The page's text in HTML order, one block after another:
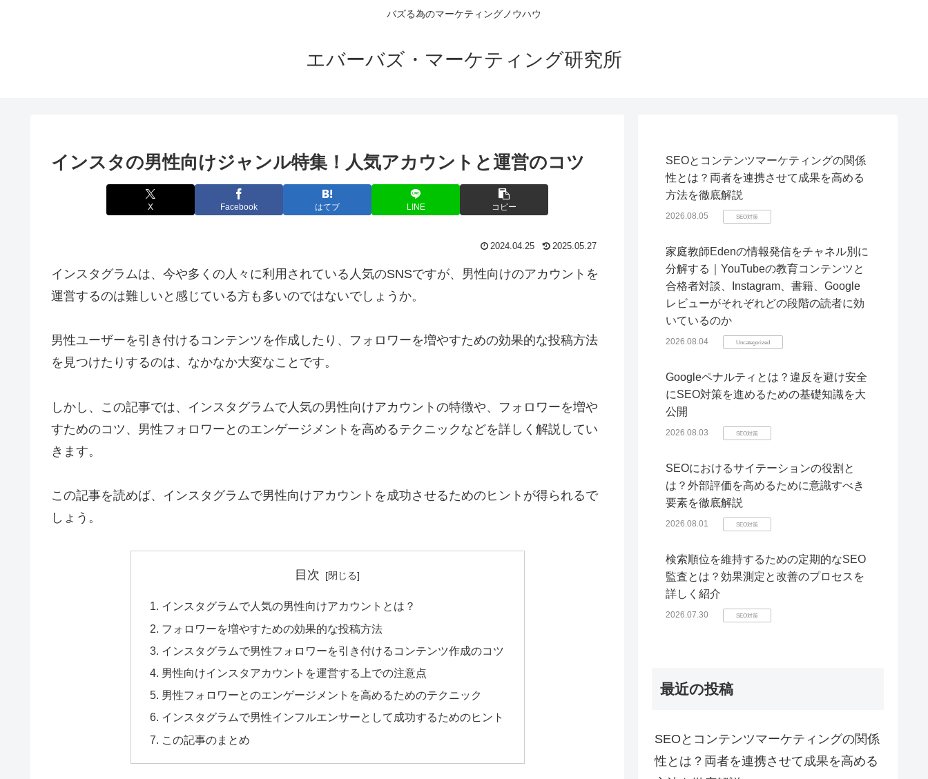
バズる為のマーケティングノウハウ
エバーバズ・マーケティング研究所
インスタの男性向けジャンル特集！人気アカウントと運営のコツ
X Facebook はてブ LINE コピー
2024.04.25 2025.05.27
インスタグラムは、今や多くの人々に利用されている人気のSNSですが、男性向けのアカウントを
運営するのは難しいと感じている方も多いのではないでしょうか。
男性ユーザーを引き付けるコンテンツを作成したり、フォロワーを増やすための効果的な投稿方法
を見つけたりするのは、なかなか大変なことです。
しかし、この記事では、インスタグラムで人気の男性向けアカウントの特徴や、フォロワーを増や
すためのコツ、男性フォロワーとのエンゲージメントを高めるテクニックなどを詳しく解説してい
きます。
この記事を読めば、インスタグラムで男性向けアカウントを成功させるためのヒントが得られるで
しょう。
目次
インスタグラムで人気の男性向けアカウントとは？
フォロワーを増やすための効果的な投稿方法
インスタグラムで男性フォロワーを引き付けるコンテンツ作成のコツ
男性向けインスタアカウントを運営する上での注意点
男性フォロワーとのエンゲージメントを高めるためのテクニック
インスタグラムで男性インフルエンサーとして成功するためのヒント
この記事のまとめ
SEOとコンテンツマーケティングの関係
性とは？両者を連携させて成果を高める
方法を徹底解説
2026.08.05 SEO対策
家庭教師Edenの情報発信をチャネル別に
分解する｜YouTubeの教育コンテンツと
合格者対談、Instagram、書籍、Google
レビューがそれぞれどの段階の読者に効
いているのか
2026.08.04 Uncategorized
Googleペナルティとは？違反を避け安全
にSEO対策を進めるための基礎知識を大
公開
2026.08.03 SEO対策
SEOにおけるサイテーションの役割と
は？外部評価を高めるために意識すべき
要素を徹底解説
2026.08.01 SEO対策
検索順位を維持するための定期的なSEO
監査とは？効果測定と改善のプロセスを
詳しく紹介
2026.07.30 SEO対策
最近の投稿
SEOとコンテンツマーケティングの関係
性とは？両者を連携させて成果を高める